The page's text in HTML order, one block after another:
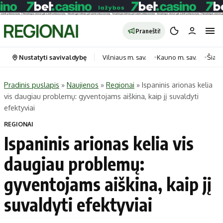
Pranešti!
Portalas
Naujausi
Regionai
Pasaulis
Politika
Kategorijos
Horoskopai
Laisvalaikis
Maistas
Sveikata
Technologijos
Nustatyti savivaldybę Vilniaus m. sav. Kauno m. sav.
Pradinis puslapis » Naujienos » Regionai » Ispaninis arionas kelia
vis daugiau problemų: gyventojams aiškina, kaip jį suvaldyti
efektyviai
REGIONAI
Ispaninis arionas kelia vis
daugiau problemų:
gyventojams aiškina, kaip jį
suvaldyti efektyviai